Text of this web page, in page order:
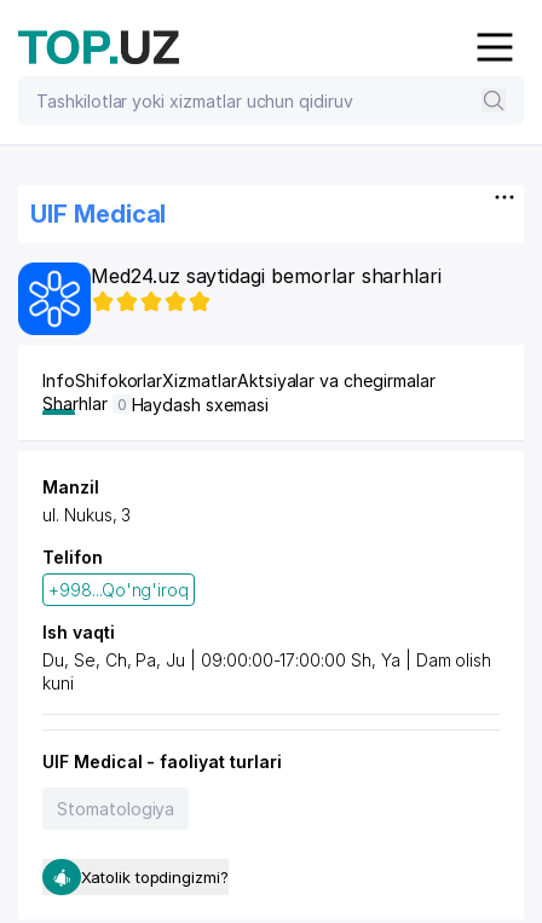
UIF Medical
Med24.uz saytidagi bemorlar sharhlari
InfoShifokorlarXizmatlarAktsiyalar va chegirmalar
Sharhlar 0 Haydash sxemasi
Manzil
ul. Nukus, 3
Telifon
+998...Qo'ng'iroq
Ish vaqti
Du, Se, Ch, Pa, Ju | 09:00:00-17:00:00 Sh, Ya | Dam olish
kuni
UIF Medical - faoliyat turlari
Stomatologiya
Xatolik topdingizmi?